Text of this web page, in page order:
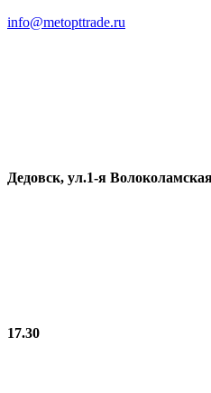
info@metopttrade.ru
Дедовск, ул.1-я
17.30